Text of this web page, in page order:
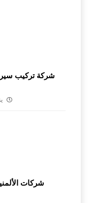
شركات